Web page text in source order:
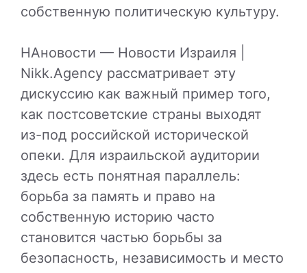
собственную политическую культуру.
НАновости — Новости Израиля |
Nikk.Agency рассматривает эту
дискуссию как важный пример того,
как постсоветские страны выходят
из-под российской исторической
опеки. Для израильской аудитории
здесь есть понятная параллель:
борьба за память и право на
собственную историю часто
становится частью борьбы за
безопасность, независимость и место